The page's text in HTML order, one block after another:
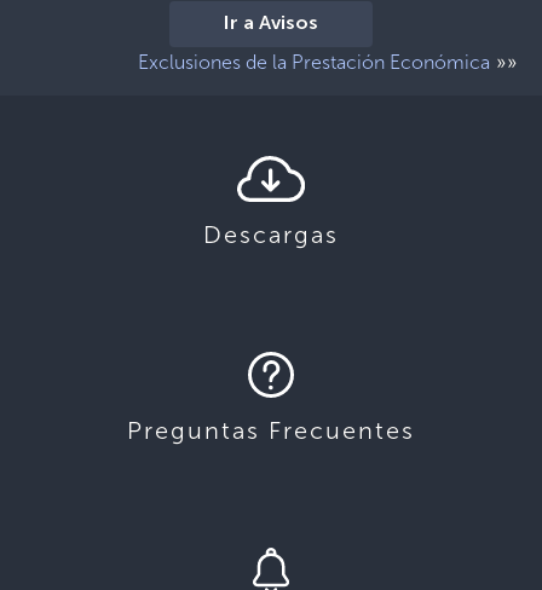
Ir a Avisos
Exclusiones de la Prestación Económica »»
Descargas
Preguntas Frecuentes